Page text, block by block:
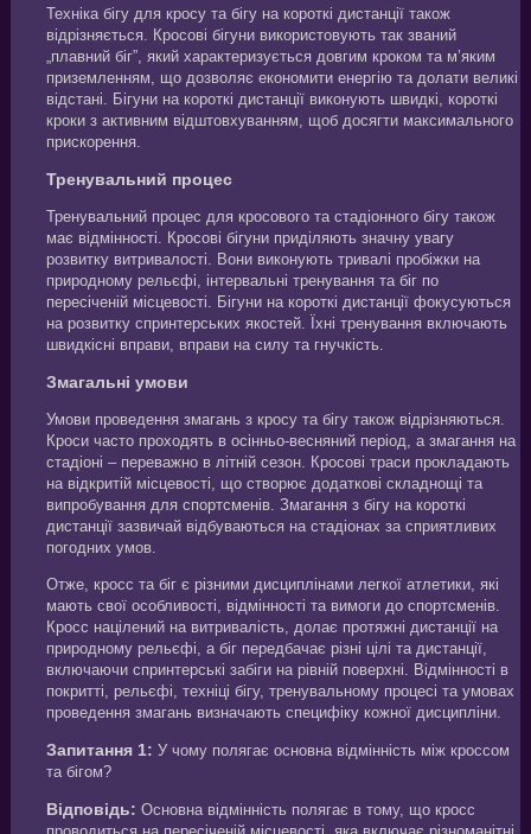
Техніка бігу для кросу та бігу на короткі дистанції також
відрізняється. Кросові бігуни використовують так званий
„плавний біг”, який характеризується довгим кроком та м’яким
приземленням, що дозволяє економити енергію та долати великі
відстані. Бігуни на короткі дистанції виконують швидкі, короткі
кроки з активним відштовхуванням, щоб досягти максимального
прискорення.
Тренувальний процес
Тренувальний процес для кросового та стадіонного бігу також
має відмінності. Кросові бігуни приділяють значну увагу
розвитку витривалості. Вони виконують тривалі пробіжки на
природному рельєфі, інтервальні тренування та біг по
пересіченій місцевості. Бігуни на короткі дистанції фокусуються
на розвитку спринтерських якостей. Їхні тренування включають
швидкісні вправи, вправи на силу та гнучкість.
Змагальні умови
Умови проведення змагань з кросу та бігу також відрізняються.
Кроси часто проходять в осінньо-весняний період, а змагання на
стадіоні – переважно в літній сезон. Кросові траси прокладають
на відкритій місцевості, що створює додаткові складнощі та
випробування для спортсменів. Змагання з бігу на короткі
дистанції зазвичай відбуваються на стадіонах за сприятливих
погодних умов.
Отже, кросс та біг є різними дисциплінами легкої атлетики, які
мають свої особливості, відмінності та вимоги до спортсменів.
Кросс націлений на витривалість, долає протяжні дистанції на
природному рельєфі, а біг передбачає різні цілі та дистанції,
включаючи спринтерські забіги на рівній поверхні. Відмінності в
покритті, рельєфі, техніці бігу, тренувальному процесі та умовах
проведення змагань визначають специфіку кожної дисципліни.
Запитання 1: У чому полягає основна відмінність між кроссом
та бігом?
Відповідь: Основна відмінність полягає в тому, що кросс